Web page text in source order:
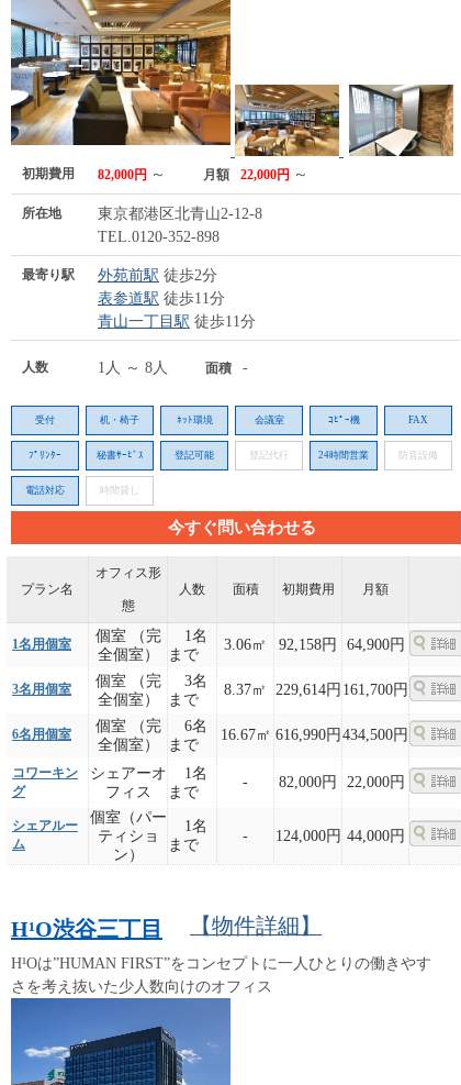
初期費用 82,000円 ～ 月額 22,000円 ～
所在地
東京都港区北青山2-12-8
TEL.0120-352-898
最寄り駅 外苑前駅 徒歩2分
表参道駅 徒歩11分
青山一丁目駅 徒歩11分
人数 1人 ～ 8人 面積 -
受付 机・椅子 ﾈｯﾄ環境 会議室 ｺﾋﾟｰ機 FAX
ﾌﾟﾘﾝﾀｰ 秘書ｻｰﾋﾞｽ 登記可能 登記代行 24時間営業 防音設備
電話対応 時間貸し
今すぐ問い合わせる
プラン名
オフィス形
態
人数 面積 初期費用 月額
1名用個室
個室 （完
全個室）
1名
まで
3.06㎡ 92,158円 64,900円
3名用個室
個室 （完
全個室）
3名
まで
8.37㎡ 229,614円 161,700円
6名用個室
個室 （完
全個室）
6名
まで
16.67㎡ 616,990円 434,500円
コワーキン
グ
シェアーオ
フィス
1名
まで
- 82,000円 22,000円
シェアルー
ム
個室（パー
ティショ
ン）
1名
まで
- 124,000円 44,000円
H¹O渋谷三丁目 【物件詳細】
H¹Oは”HUMAN FIRST”をコンセプトに一人ひとりの働きやす
さを考え抜いた少人数向けのオフィス